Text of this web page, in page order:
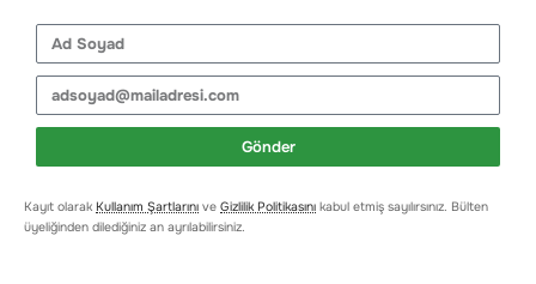
Gönder
Kayıt olarak Kullanım Şartlarını ve Gizlilik Politikasını kabul etmiş sayılırsınız. Bülten
üyeliğinden dilediğiniz an ayrılabilirsiniz.